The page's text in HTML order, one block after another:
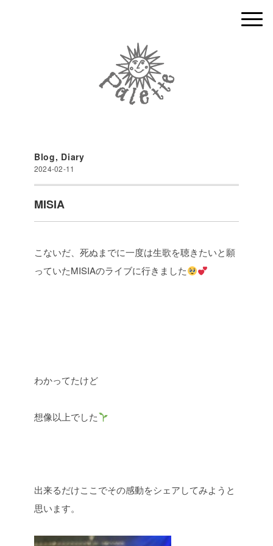
Blog, Diary
2024-02-11
MISIA
こないだ、死ぬまでに一度は生歌を聴きたいと願
っていたMISIAのライブに行きました
わかってたけど
想像以上でした
出来るだけここでその感動をシェアしてみようと
思います。